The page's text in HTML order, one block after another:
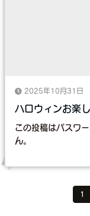
2025年10月31日
ハロウィンお楽
この投稿はパスワ
ん。
1